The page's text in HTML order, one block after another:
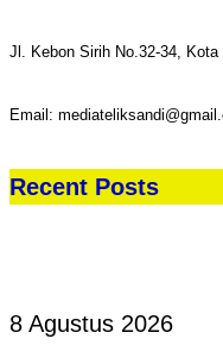
Jl. Kebon Sirih No.32-34,
Email:
Recent Posts
8 Agustus 2026